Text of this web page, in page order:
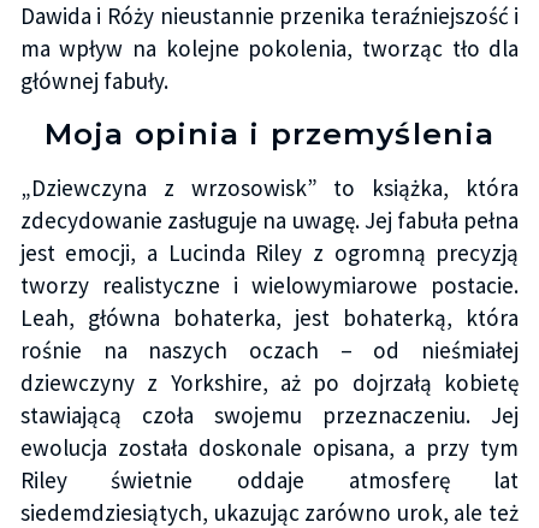
Dawida i Róży nieustannie przenika teraźniejszość i
ma wpływ na kolejne pokolenia, tworząc tło dla
głównej fabuły.
Moja opinia i przemyślenia
„Dziewczyna z wrzosowisk” to książka, która
zdecydowanie zasługuje na uwagę. Jej fabuła pełna
jest emocji, a Lucinda Riley z ogromną precyzją
tworzy realistyczne i wielowymiarowe postacie.
Leah, główna bohaterka, jest bohaterką, która
rośnie na naszych oczach – od nieśmiałej
dziewczyny z Yorkshire, aż po dojrzałą kobietę
stawiającą czoła swojemu przeznaczeniu. Jej
ewolucja została doskonale opisana, a przy tym
Riley świetnie oddaje atmosferę lat
siedemdziesiątych, ukazując zarówno urok, ale też